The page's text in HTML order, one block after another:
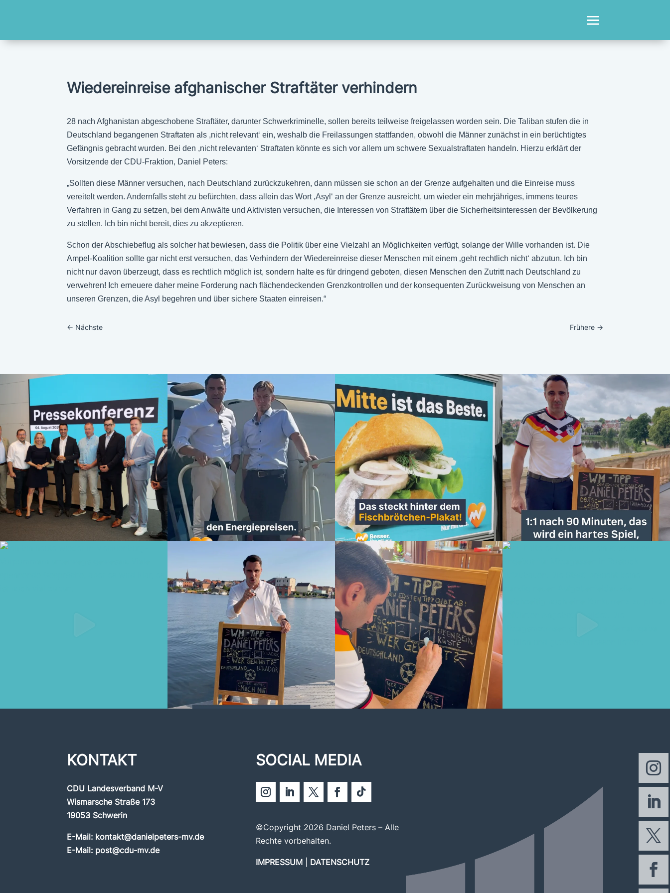
Wiedereinreise afghanischer Straftäter verhindern
28 nach Afghanistan abgeschobene Straftäter, darunter Schwerkriminelle, sollen bereits teilweise freigelassen worden sein. Die Taliban stufen die in
Deutschland begangenen Straftaten als ,nicht relevant‘ ein, weshalb die Freilassungen stattfanden, obwohl die Männer zunächst in ein berüchtigtes
Gefängnis gebracht wurden. Bei den ,nicht relevanten‘ Straftaten könnte es sich vor allem um schwere Sexualstraftaten handeln. Hierzu erklärt der
Vorsitzende der CDU-Fraktion, Daniel Peters:
„Sollten diese Männer versuchen, nach Deutschland zurückzukehren, dann müssen sie schon an der Grenze aufgehalten und die Einreise muss
vereitelt werden. Andernfalls steht zu befürchten, dass allein das Wort ‚Asyl‘ an der Grenze ausreicht, um wieder ein mehrjähriges, immens teures
Verfahren in Gang zu setzen, bei dem Anwälte und Aktivisten versuchen, die Interessen von Straftätern über die Sicherheitsinteressen der Bevölkerung
zu stellen. Ich bin nicht bereit, dies zu akzeptieren.
Schon der Abschiebeflug als solcher hat bewiesen, dass die Politik über eine Vielzahl an Möglichkeiten verfügt, solange der Wille vorhanden ist. Die
Ampel-Koalition sollte gar nicht erst versuchen, das Verhindern der Wiedereinreise dieser Menschen mit einem ‚geht rechtlich nicht‘ abzutun. Ich bin
nicht nur davon überzeugt, dass es rechtlich möglich ist, sondern halte es für dringend geboten, diesen Menschen den Zutritt nach Deutschland zu
verwehren! Ich erneuere daher meine Forderung nach flächendeckenden Grenzkontrollen und der konsequenten Zurückweisung von Menschen an
unseren Grenzen, die Asyl begehren und über sichere Staaten einreisen.“
← Nächste Frühere→
KONTAKT
CDU Landesverband M-V
Wismarsche Straße 173
19053 Schwerin
E-Mail: kontakt@danielpeters-mv.de
E-Mail: post@cdu-mv.de
SOCIAL MEDIA
©Copyright 2026 Daniel Peters – Alle
Rechte vorbehalten.
IMPRESSUM| DATENSCHUTZ